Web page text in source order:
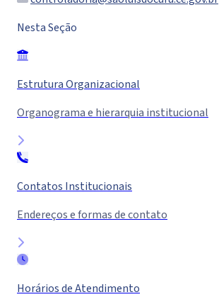
Nesta Seção
Estrutura Organizacional
Organograma e hierarquia institucional
Contatos Institucionais
Endereços e formas de contato
Horários de Atendimento